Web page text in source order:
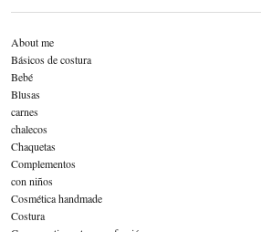
About me
Básicos de costura
Bebé
Blusas
carnes
chalecos
Chaquetas
Complementos
con niños
Cosmética handmade
Costura